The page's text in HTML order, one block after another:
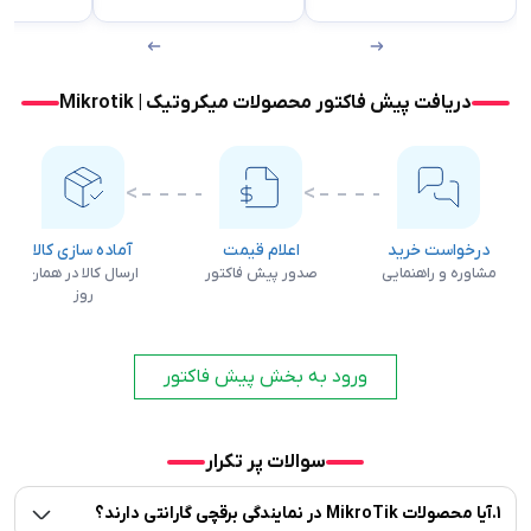
دریافت پیش فاکتور محصولات میکروتیک | Mikrotik
درخواست خرید
مشاوره و راهنمایی
اعلام قیمت
صدور پیش فاکتور
آماده سازی کالا
ارسال کالا در همان
روز
ورود به بخش پیش فاکتور
سوالات پر تکرار
1
.آیا محصولات MikroTik در نمایندگی برقچی گارانتی دارند؟